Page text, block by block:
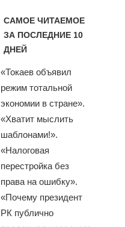
САМОЕ ЧИТАЕМОЕ
ЗА ПОСЛЕДНИЕ 10
ДНЕЙ
«Токаев объявил
режим тотальной
экономии в стране».
«Хватит мыслить
шаблонами!».
«Налоговая
перестройка без
права на ошибку».
«Почему президент
РК публично